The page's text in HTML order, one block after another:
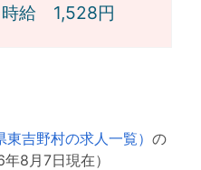
給 1,528円
吉野村の求人一覧） の
8月7日現在）